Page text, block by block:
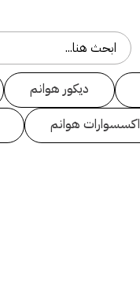
ديكور هوانم
اكسسوارات هوانم